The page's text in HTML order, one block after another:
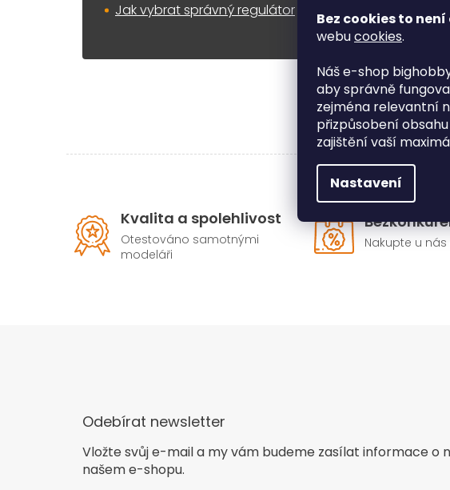
Bez cookies to není
webucookies.
Náš e-shop
aby správně
zejména relevantní
přizpůsobení
zajištění vaší
Nastavení
Jak vybrat správný regulátor
Jak
Kvalita a spolehlivost
Otestováno samotnými
modeláři
Nakupte u
Odebírat newsletter
Vložte svůj e-mail a my vám budeme zasílat informace o
našem e-shopu.